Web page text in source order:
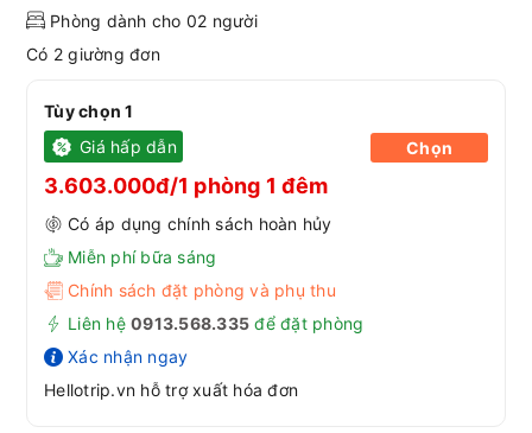
Phòng dành cho 02 người
Có 2 giường đơn
Tùy chọn 1
Giá hấp dẫn
3.603.000đ/1 phòng 1 đêm
Có áp dụng chính sách hoàn hủy
Miễn phí bữa sáng
Chính sách đặt phòng và phụ thu
Liên hệ 0913.568.335 để đặt phòng
Xác nhận ngay
Hellotrip.vn hỗ trợ xuất hóa đơn
Chọn